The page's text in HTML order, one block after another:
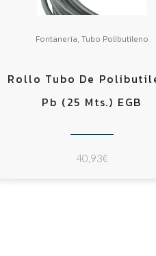
Fontanería, Tubo Polibutileno
Rollo Tubo De
Pb (25 Mts.) EGB
40,93€